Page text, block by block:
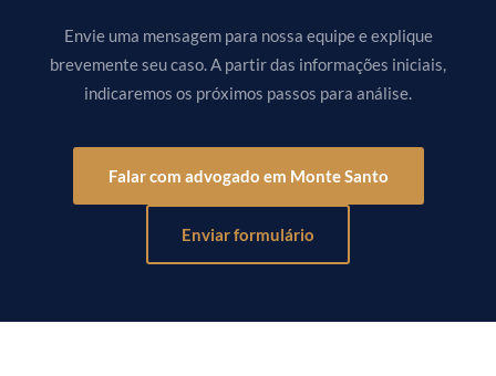
Envie uma mensagem para nossa equipe e explique
brevemente seu caso. A partir das informações iniciais,
indicaremos os próximos passos para análise.
Falar com advogado em Monte Santo
Enviar formulário